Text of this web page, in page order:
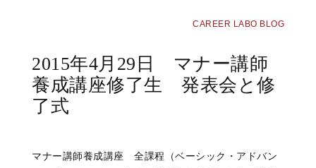
CAREER LABO BLOG
2015年4月29日 マナー講師
養成講座修了生 発表会と修
了式
マナー講師養成講座 全課程（ベーシック・アドバン